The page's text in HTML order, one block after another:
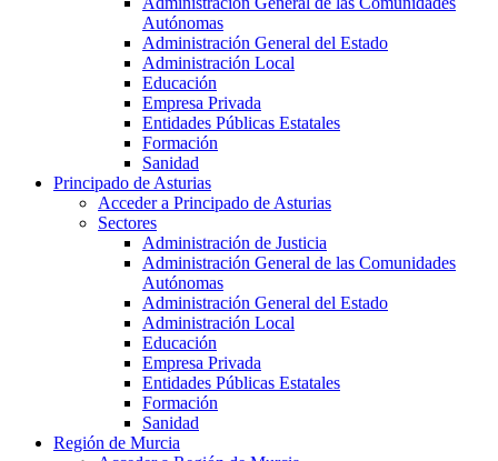
Autónomas
Administración General del Estado
Administración Local
Educación
Empresa Privada
Entidades Públicas Estatales
Formación
Sanidad
Principado de Asturias
Acceder a Principado de Asturias
Sectores
Administración de Justicia
Administración General de las Comunidades
Autónomas
Administración General del Estado
Administración Local
Educación
Empresa Privada
Entidades Públicas Estatales
Formación
Sanidad
Región de Murcia